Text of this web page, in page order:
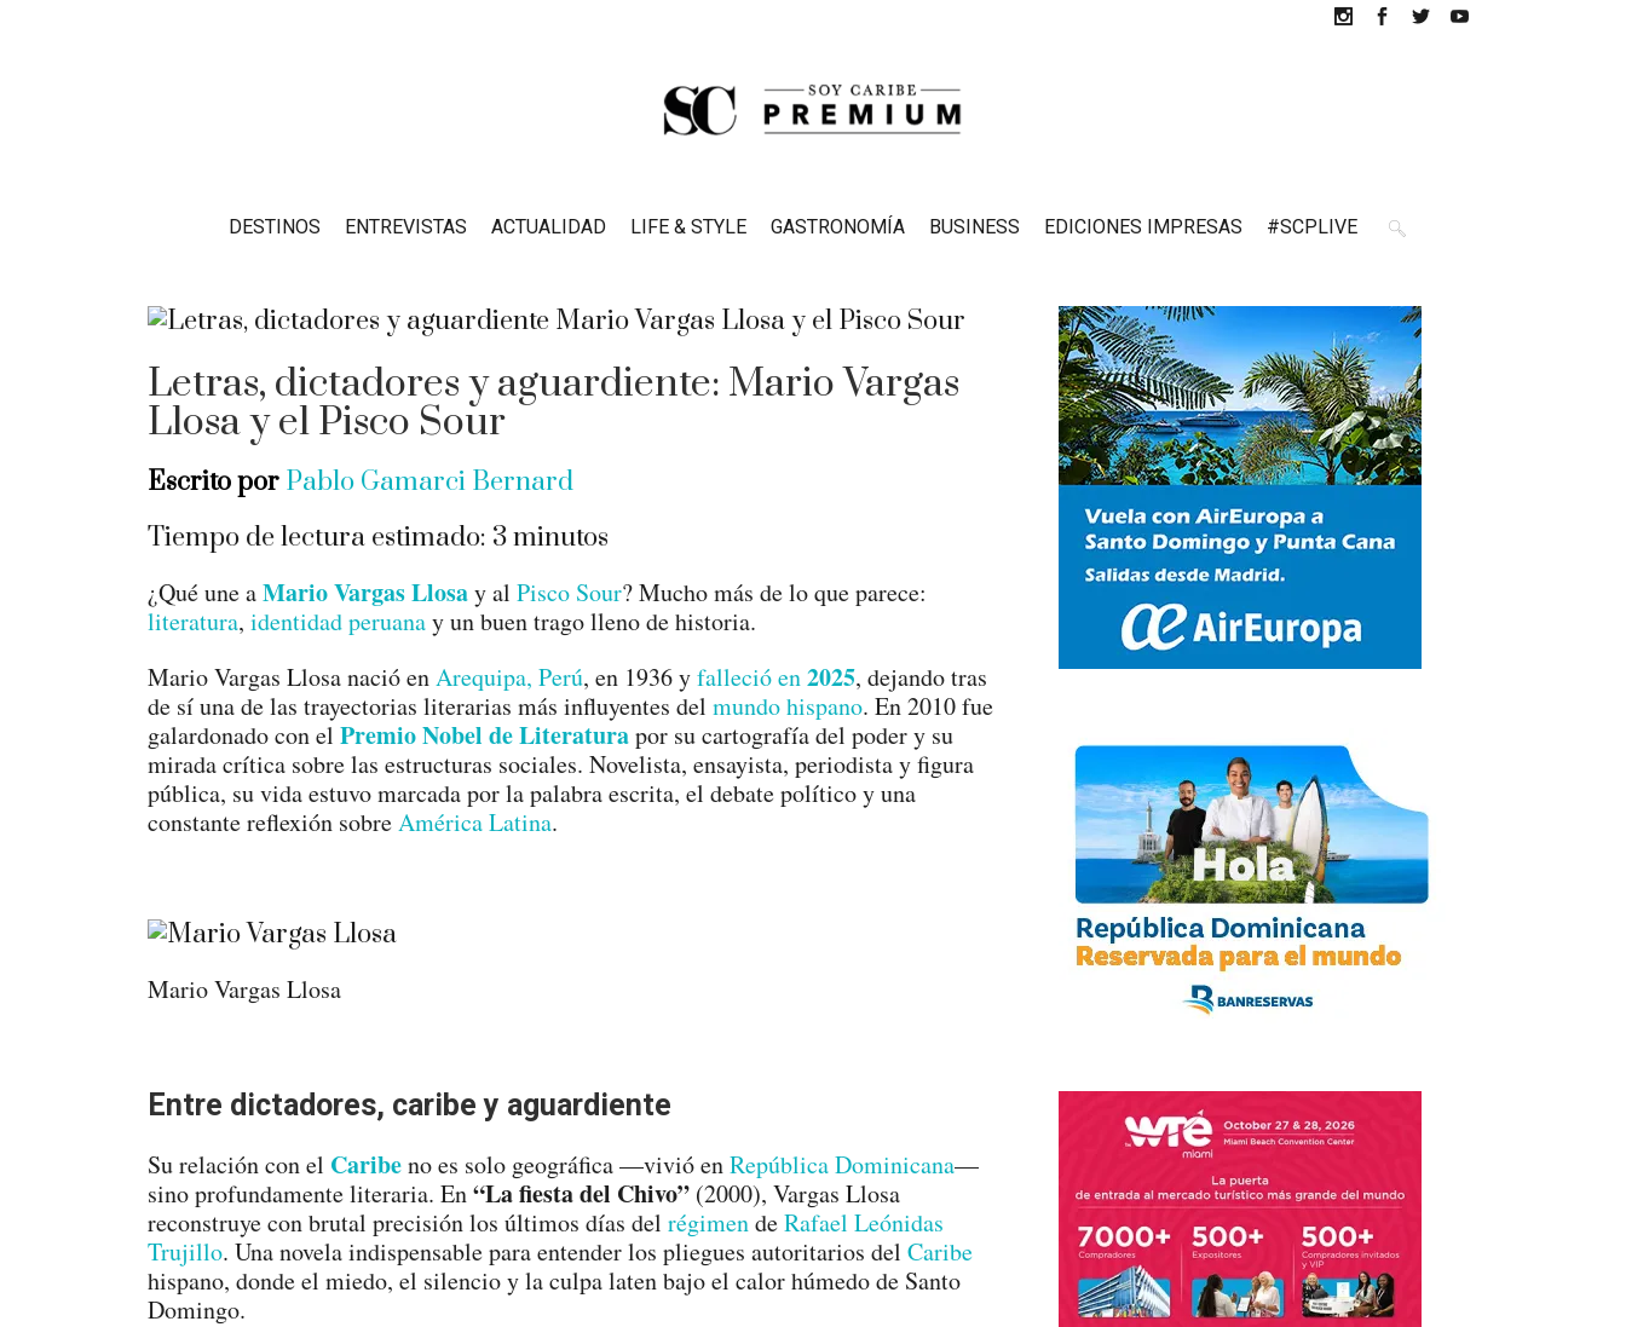
DESTINOS ENTREVISTAS ACTUALIDAD LIFE & STYLE GASTRONOMÍA BUSINESS EDICIONES IMPRESAS #SCPLIVE
Letras, dictadores y aguardiente: Mario Vargas
Llosa y el Pisco Sour
Escrito por Pablo Gamarci Bernard
Tiempo de lectura estimado: 3minutos
¿Qué une aMario Vargas Llosay al Pisco Sour? Mucho más de lo que parece:
literatura, identidad peruanay un buen trago lleno de historia.
Mario Vargas Llosa nació enArequipa, Perú, en 1936 yfalleció en2025, dejando tras
de sí una de las trayectorias literarias más influyentes del mundo hispano. En 2010 fue
galardonado con el Premio Nobel de Literaturapor su cartografía del poder y su
mirada crítica sobre las estructuras sociales. Novelista, ensayista, periodista y figura
pública, su vida estuvo marcada por la palabra escrita, el debate político y una
constante reflexión sobreAmérica Latina.
Mario Vargas Llosa
Entre dictadores, caribe y aguardiente
Su relación con el Caribeno es solo geográfica —vivió enRepública Dominicana—
sino profundamente literaria. En“La fiesta del Chivo” (2000), Vargas Llosa
reconstruye con brutal precisión los últimos días del régimendeRafael Leónidas
Trujillo. Una novela indispensable para entender los pliegues autoritarios del Caribe
hispano, donde el miedo, el silencio y la culpa laten bajo el calor húmedo de Santo
Domingo.